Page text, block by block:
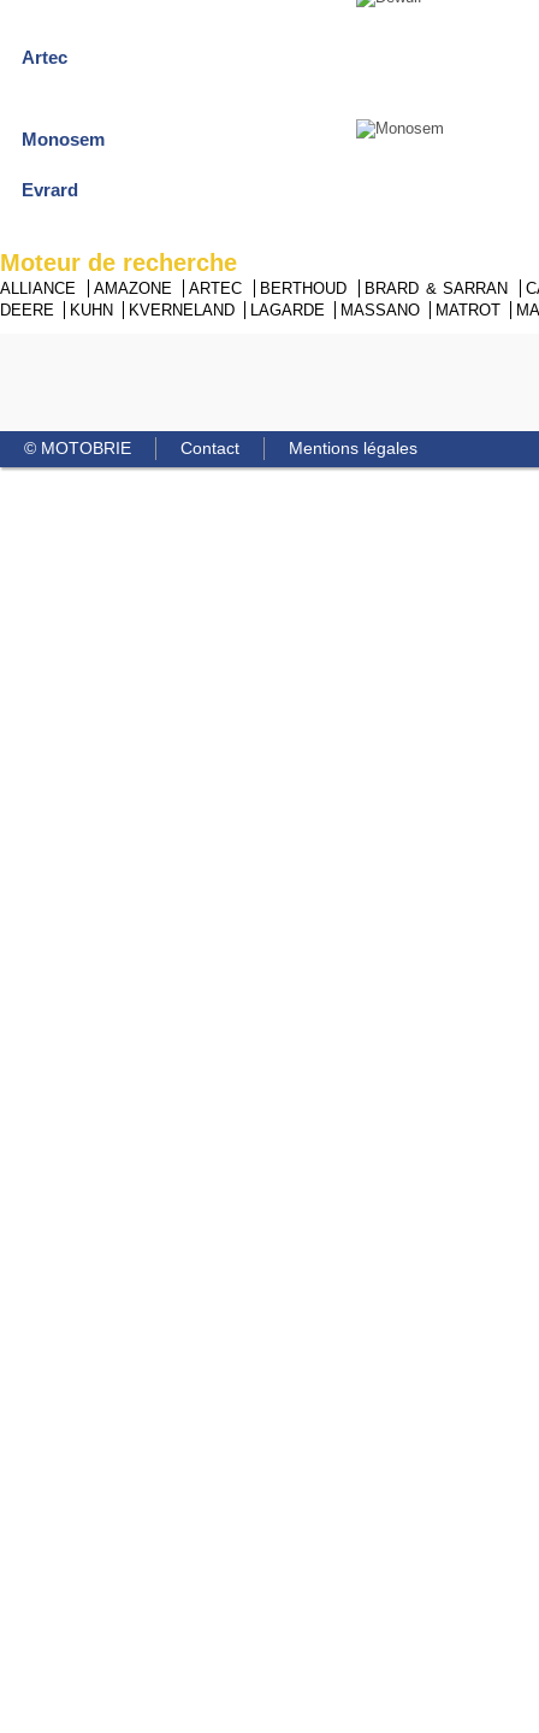
Artec
Monosem
Evrard
Moteur de recherche
ALLIANCE AMAZONE ARTEC BERTHOUD BRARD & SARRAN
DEERE
KUHN KVERNELAND LAGARDE MASSANO MATROT
© MOTOBRIE Contact Mentions légales